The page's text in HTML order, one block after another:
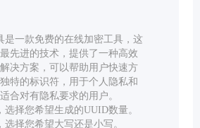
是一款免费的在线加密工具，这
先进的技术，提供了一种高效
决方案，可以帮助用户快速方
特的标识符，用于个人隐私和
合对有隐私要求的用户。
选择您希望生成的UUID数量。
选择您希望大写还是小写。